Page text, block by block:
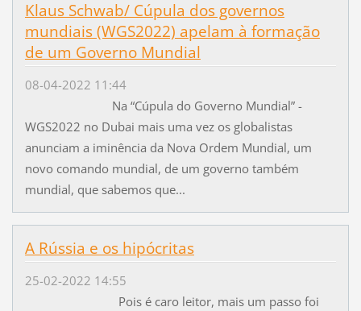
Klaus Schwab/ Cúpula dos governos
mundiais (WGS2022) apelam à formação
de um Governo Mundial
08-04-2022 11:44
Na “Cúpula do Governo Mundial” -
WGS2022 no Dubai mais uma vez os globalistas
anunciam a iminência da Nova Ordem Mundial, um
novo comando mundial, de um governo também
mundial, que sabemos que...
A Rússia e os hipócritas
25-02-2022 14:55
Pois é caro leitor, mais um passo foi